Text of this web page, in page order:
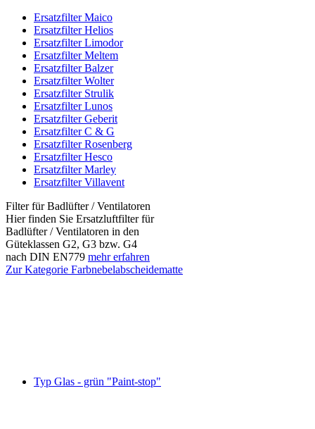
Ersatzfilter Maico
Ersatzfilter Helios
Ersatzfilter Limodor
Ersatzfilter Meltem
Ersatzfilter Balzer
Ersatzfilter Wolter
Ersatzfilter Strulik
Ersatzfilter Lunos
Ersatzfilter Geberit
Ersatzfilter C & G
Ersatzfilter Rosenberg
Ersatzfilter Hesco
Ersatzfilter Marley
Ersatzfilter Villavent
Filter für Badlüfter / Ventilatoren
Hier finden Sie Ersatzluftfilter für
Badlüfter / Ventilatoren in den
Güteklassen G2, G3 bzw. G4
nach DIN EN779 mehr erfahren
Zur Kategorie Farbnebelabscheidematte
Typ Glas - grün "Paint-stop"